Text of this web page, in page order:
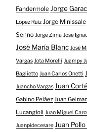
Fandermole Jorge
López Ruiz Jorge Minissale
Senno Jorge Zima Jose
José María Blanc José
Vargas Jota Morelli Juampy
Baglietto Juan Carlos Onetti
Juancho Vargas Juan
Gabino Peláez Juan Gelman
Lucangioli Juan Miguel
Juanpidecesare Juan